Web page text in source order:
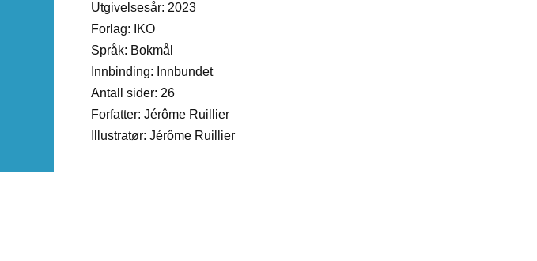
Utgivelsesår: 2023
Forlag: IKO
Språk: Bokmål
Innbinding: Innbundet
Antall sider: 26
Forfatter: Jérôme Ruillier
Illustratør: Jérôme Ruillier